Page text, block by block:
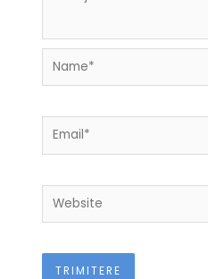
Name*
Email*
Website